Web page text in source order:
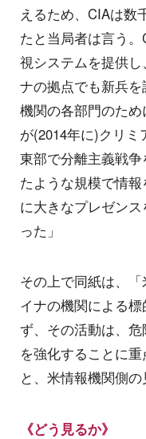
えるため、CIAは数
たと当局者は言う
視システムを提供
ナの拠点でも新兵
機関の各部門のた
が(2014年に)クリ
東部で分離主義戦
たような規模で情
に大きなプレゼン
った」
その上で同紙は、
イナの機関による
ず、その活動は、
を強化することに重
と、米情報機関側の
《どう見るか》